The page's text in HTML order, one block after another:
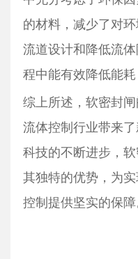
的材料，减少了对
流道设计和降低流
程中能有效降低能耗
综上所述，软密封
流体控制行业带来
科技的不断进步，
其独特的优势，为
控制提供坚实的保障